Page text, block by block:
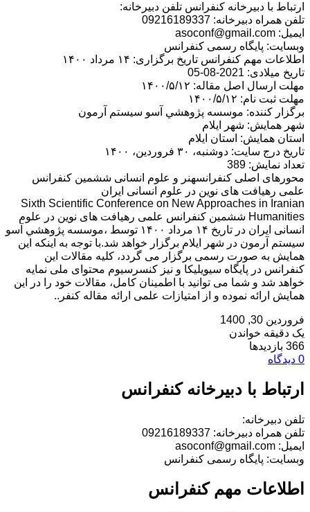
ارتباط با دبیرخانه کنفرانس تلفن دبیرخانه:
تلفن همراه دبیرخانه: 09216189337
ایمیل: asoconf@gmail.com
وبسایت: پایگاه رسمی کنفرانس
اطلاعات مهم کنفرانس تاریخ برگزاری: ۱۴ مرداد ۱۴۰۰
تاریخ میلادی: 2021-08-05
مهلت ارسال اصل مقاله: ۱۴۰۰/۵/۱۲
مهلت ثبت نام: ۱۴۰۰/۵/۱۲
برگزار کننده: موسسه پژوهشي آسو سيستم آرمون
شهر همایش: شهر ایلام
استان همایش: استان ايلام
تاریخ درج سایت: دوشنبه، ۳۰ فروردین، ۱۴۰۰
تعداد نمایش: 389
محورهای اصلی کنفرانسهنر و علوم انسانی ششمین کنفرانس
علمی رهیافت های نوین در علوم انسانی ایران
Sixth Scientific Conference on New Approaches in Iranian
Humanities ششمین کنفرانس علمی رهیافت های نوین در علوم
انسانی ایران در تاریخ ۱۴ مرداد ۱۴۰۰ توسط ،موسسه پژوهشي آسو
سيستم آرمون در شهر ایلام برگزار خواهد شد.با توجه به اینکه این
همایش به صورت رسمی برگزار می گردد، کلیه مقالات این
کنفرانس در پایگاه سیویلیکا و نیز کنسرسیوم محتوای ملی نمایه
خواهد شد و شما می توانید با اطمینان کامل، مقالات خود را در این
همایش ارائه نموده و از امتیازات علمی ارائه مقاله کنفر..
فروردین 30, 1400
یک دقیقه خواندن
366 بازدیدها
0 دیدگاه
ارتباط با دبیرخانه کنفرانس
تلفن دبیرخانه:
تلفن همراه دبیرخانه: 09216189337
ایمیل: asoconf@gmail.com
وبسایت: پایگاه رسمی کنفرانس
اطلاعات مهم کنفرانس